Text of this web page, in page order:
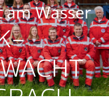
Wasser